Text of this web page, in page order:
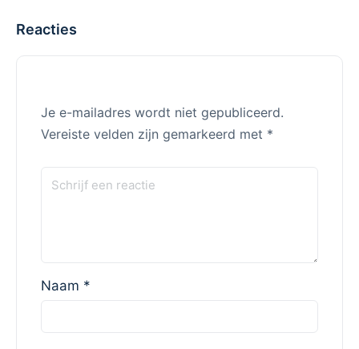
Reacties
Je e-mailadres wordt niet gepubliceerd.
Vereiste velden zijn gemarkeerd met *
Naam *